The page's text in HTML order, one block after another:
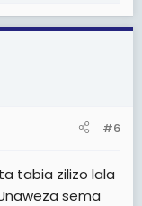
#6
tabia zilizo lala
sema